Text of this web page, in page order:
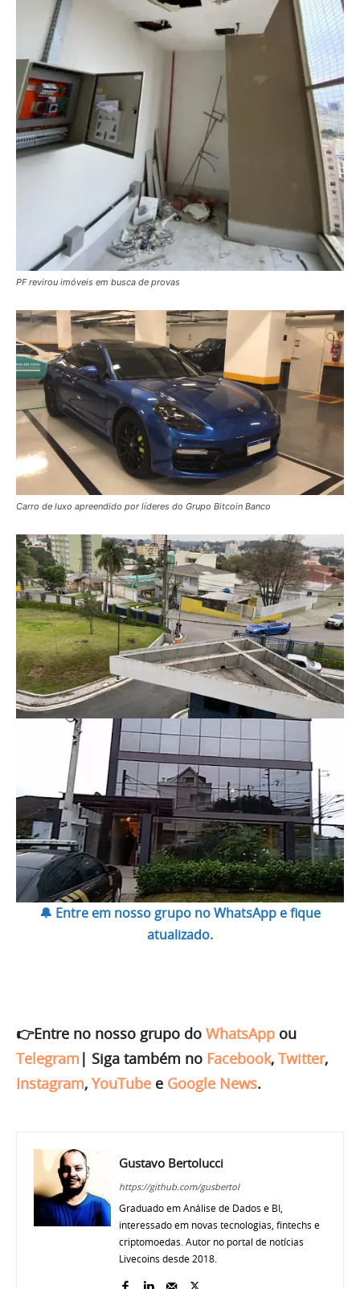
PF revirou imóveis em busca de provas
Carro de luxo apreendido por líderes do Grupo Bitcoin Banco
🔔 Entre em nosso grupo no WhatsApp e fique
atualizado.
👉Entre no nosso grupo do WhatsApp ou
Telegram | Siga também no Facebook, Twitter,
Instagram, YouTube e Google News.
Gustavo Bertolucci
https://github.com/gusbertol
Graduado em Análise de Dados e BI,
interessado em novas tecnologias, fintechs e
criptomoedas. Autor no portal de notícias
Livecoins desde 2018.